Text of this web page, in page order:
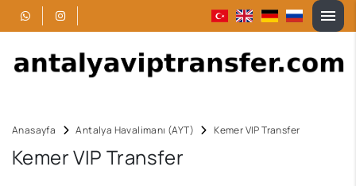
Anasayfa Antalya Havalimanı (AYT) Kemer VIP Transfer
Kemer VIP Transfer